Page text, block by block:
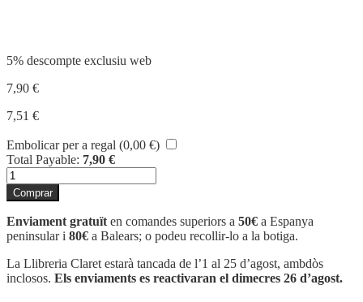
5% descompte exclusiu web
7,90 €
7,51 €
Embolicar per a regal (0,00 €)
Total Payable: 7,90 €
quantitat
de
¡BIENVENIDOS
AL
COLE!
(LA
PEQUEÑA
FILOSOFÍA
Comprar
Enviament gratuït en comandes superiors a 50€ a Espanya
peninsular i 80€ a Balears; o podeu recollir-lo a la botiga.
La Llibreria Claret estarà tancada de l’1 al 25 d’agost, ambdòs
inclosos. Els enviaments es reactivaran el dimecres 26 d’agost.